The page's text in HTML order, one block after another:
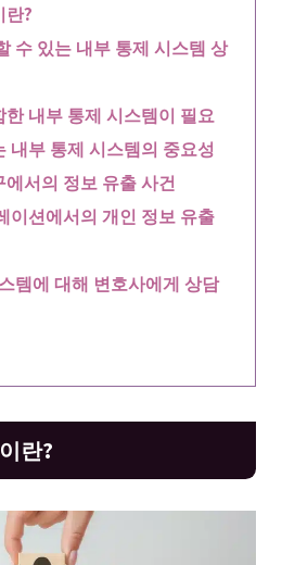
란?
수 있는 내부 통제 시스템 상
내부 통제 시스템이 필요
내부 통제 시스템의 중요성
서의 정보 유출 사건
이션에서의 개인 정보 유출
템에 대해 변호사에게 상담
란?